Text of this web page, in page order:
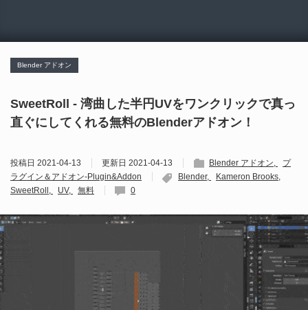
Blender アドオン
SweetRoll - 湾曲した半円UVをワンクリックで真っ
直ぐにしてくれる無料のBlenderアドオン！
投稿日 2021-04-13 更新日 2021-04-13 Blender アドオン
プ
ラグイン＆アドオン-Plugin&Addon
Blender
Kameron Brooks
SweetRoll
UV 無料 0